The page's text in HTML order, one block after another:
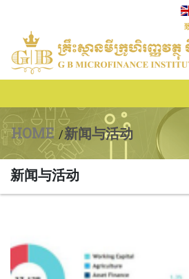
HOME /新闻与活动
新闻与活动